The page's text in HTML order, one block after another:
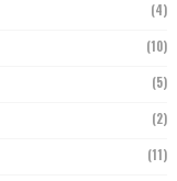
(4)
(10)
(5)
(2)
(11)